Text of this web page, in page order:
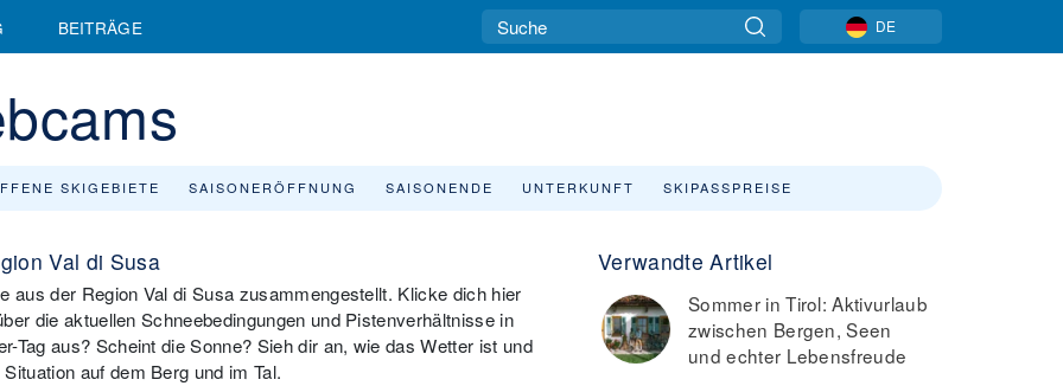
BEITRÄGE DE
SKIGEBIETE SAISONERÖFFNUNG SAISONENDE UNTERKUNFT SKIPASSPREISE
Val di Susa
aus der Region Val di Susa zusammengestellt. Klicke dich hier
die aktuellen Schneebedingungen und Pistenverhältnisse in
Tag aus? Scheint die Sonne? Sieh dir an, wie das Wetter ist und
auf dem Berg und im Tal.
Verwandte Artikel
Sommer in Tirol: Aktivurlaub
zwischen Bergen, Seen
und echter Lebensfreude